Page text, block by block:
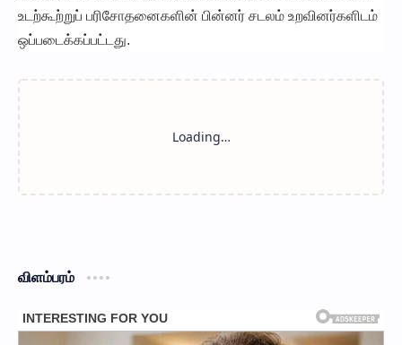
உடற்கூற்றுப் பரிசோதனைகளின் பின்னர் சடலம் உறவினர்களிடம்
ஒப்படைக்கப்பட்டது.
விளம்பரம்